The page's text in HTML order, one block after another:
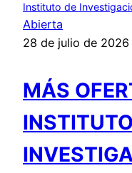
Instituto de
Abierta
28 de julio de 2026
MÁS